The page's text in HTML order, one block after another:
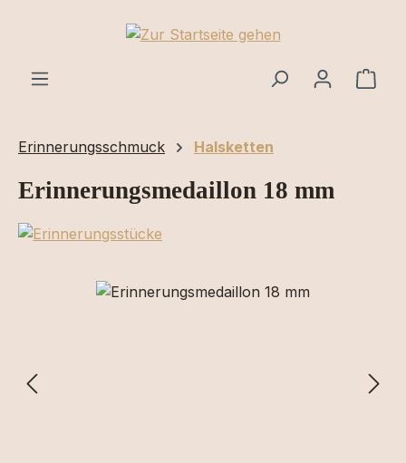
Zum Hauptinhalt springen
Erinnerungsschmuck Halsketten
Erinnerungsmedaillon 18 mm
Bildergalerie überspringen